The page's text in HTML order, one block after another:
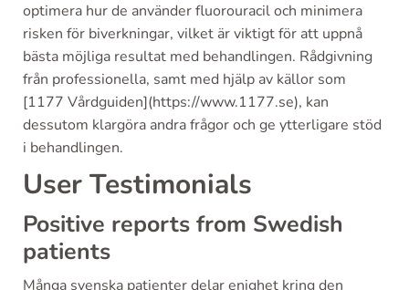
optimera hur de använder fluorouracil och minimera
risken för biverkningar, vilket är viktigt för att uppnå
bästa möjliga resultat med behandlingen. Rådgivning
från professionella, samt med hjälp av källor som
[1177 Vårdguiden](https://www.1177.se), kan
dessutom klargöra andra frågor och ge ytterligare stöd
i behandlingen.
User Testimonials
Positive reports from Swedish
patients
Många svenska patienter delar enighet kring den